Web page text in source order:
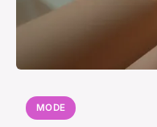
MODE